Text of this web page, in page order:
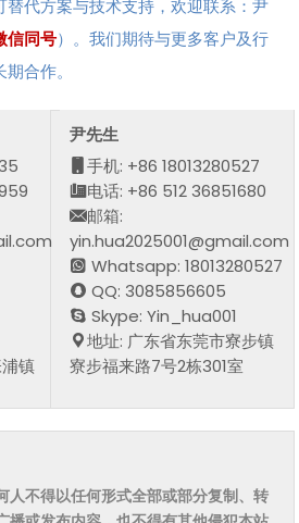
代方案与技术支持，欢迎联系：尹
信同号）。我们期待与更多客户及行
合作。
镇
尹先生
手机: +86 18013280527
电话: +86 512 36851680
邮箱:
yin.hua2025001@gmail.com
Whatsapp: 18013280527
QQ: 3085856605
Skype: Yin_hua001
地址: 广东省东莞市寮步镇
寮步福来路7号2栋301室
人不得以任何形式全部或部分复制、转